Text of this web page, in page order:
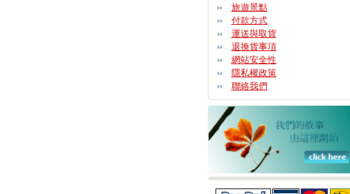
旅遊景點
付款方式
運送與取貨
退換貨事項
網站安全性
隱私權政策
聯絡我們